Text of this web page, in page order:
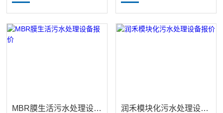
MBR膜生活污水处理设备报价 润禾模块化污水处理设备报价